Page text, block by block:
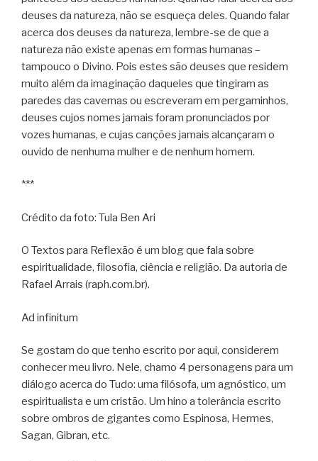
deuses da natureza, não se esqueça deles. Quando falar
acerca dos deuses da natureza, lembre-se de que a
natureza não existe apenas em formas humanas –
tampouco o Divino. Pois estes são deuses que residem
muito além da imaginação daqueles que tingiram as
paredes das cavernas ou escreveram em pergaminhos,
deuses cujos nomes jamais foram pronunciados por
vozes humanas, e cujas canções jamais alcançaram o
ouvido de nenhuma mulher e de nenhum homem.
***
Crédito da foto: Tula Ben Ari
O Textos para Reflexão é um blog que fala sobre
espiritualidade, filosofia, ciência e religião. Da autoria de
Rafael Arrais (raph.com.br).
Ad infinitum
Se gostam do que tenho escrito por aqui, considerem
conhecer meu livro. Nele, chamo 4 personagens para um
diálogo acerca do Tudo: uma filósofa, um agnóstico, um
espiritualista e um cristão. Um hino a tolerância escrito
sobre ombros de gigantes como Espinosa, Hermes,
Sagan, Gibran, etc.